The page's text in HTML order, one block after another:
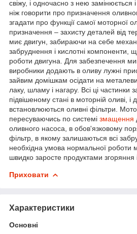
свіжу, і одночасно з нею
ніж говорити про призначення
згадати про функції самої моторної
призначення – захисту деталей від
миє двигун, забираючи на себе
забруднення і кислотні компоненти,
роботи двигуна. Для забезпечення
виробники додають в оливу лужні
зайвим домішкам осідати на
лаку, шламу і нагару. Всі ці частинки
підвішеному стані в моторній оливі, і
встановлюються оливні фільтри.
пересуваючись по системі змащення
оливного насоса, в обов'язковому
фільтр, в якому залишаються всі
необхідна умова нормальної роботи
швидко заросте продуктами згоряння
Приховати
Характеристики
Основні